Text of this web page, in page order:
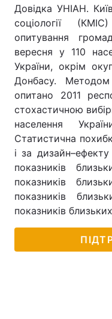
Тема оформлення
Довідка УНІАН.
соціології
опитування
вересня у 110
України, окрім
Донбасу.
опитано 2011
стохастичною
населення
Статистична
і за
показників
показників
показників
показників